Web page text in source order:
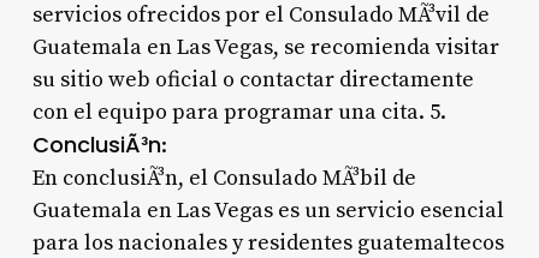
servicios ofrecidos por el Consulado MÃ³vil de
Guatemala en Las Vegas, se recomienda visitar
su sitio web oficial o contactar directamente
con el equipo para programar una cita. 5.
ConclusiÃ³n:
En conclusiÃ³n, el Consulado MÃ³bil de
Guatemala en Las Vegas es un servicio esencial
para los nacionales y residentes guatemaltecos